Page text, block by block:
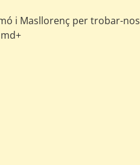
i Masllorenç per trobar-nos